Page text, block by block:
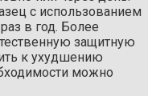
с использованием
в год. Более
защитную
к ухудшению
можно